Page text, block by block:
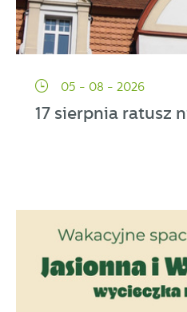
05 - 08 - 2026
17 sierpnia ratusz